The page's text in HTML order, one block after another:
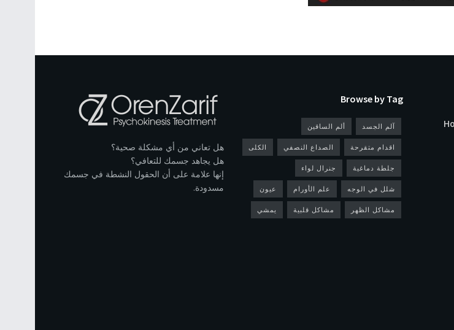
Browse by Tag
آلم الجسد ألم الساقين
اقدام متقرحة الصداع النصفي الكلى
جلطة دماغية جنرال لواء
شلل في الوجه علم الأورام عيون
مشاكل الظهر مشاكل قلبية يمشي
هل تعاني من أي مشكلة صحية؟
هل يجاهد جسمك للتعافي؟
إنها علامة على أن الحقول النشطة في جسمك
مسدودة.